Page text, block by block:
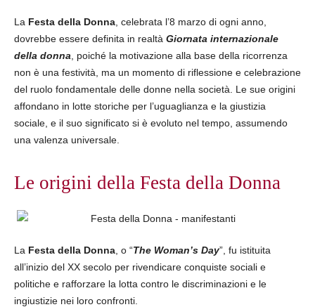
La Festa della Donna , celebrata l’8 marzo di ogni anno,
dovrebbe essere definita in realtà Giornata internazionale
della donna , poiché la motivazione alla base della ricorrenza
non è una festività, ma un momento di riflessione e celebrazione
del ruolo fondamentale delle donne nella società. Le sue origini
affondano in lotte storiche per l’uguaglianza e la giustizia
sociale, e il suo significato si è evoluto nel tempo, assumendo
una valenza universale.
Le origini della Festa della Donna
La Festa della Donna , o “The Woman’s Day”, fu istituita
all’inizio del XX secolo per rivendicare conquiste sociali e
politiche e rafforzare la lotta contro le discriminazioni e le
ingiustizie nei loro confronti.